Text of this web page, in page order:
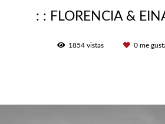
: : FLORENCIA &
1854 vistas 0 me